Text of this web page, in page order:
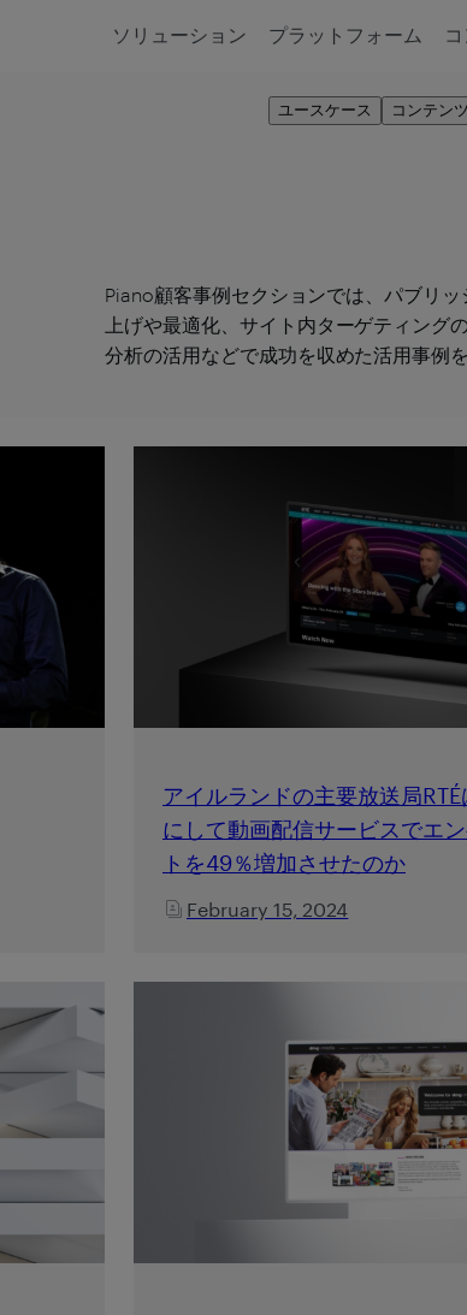
コンテン
ユースケース
Piano顧客事例セクションでは、パブリ
上げや最適化、サイト内ターゲティン
分析の活用などで成功を収めた活用事例
アイルランドの主要放送局RTÉ
にして動画配信サービスでエ
トを49％増加させたのか
February 15, 2024
ソリューション プラットフォーム